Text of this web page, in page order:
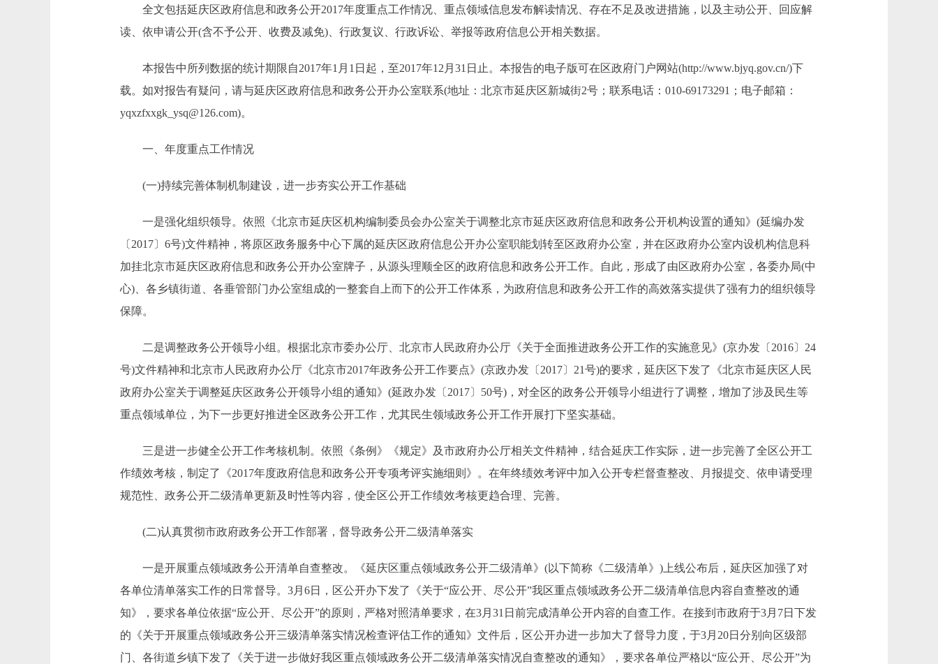
全文包括延庆区政府信息和政务公开2017年度重点工作情况、重点领域信息发布解读情况、存在不足及改进措施，以及主动公开、回应解
读、依申请公开(含不予公开、收费及减免)、行政复议、行政诉讼、举报等政府信息公开相关数据。
本报告中所列数据的统计期限自2017年1月1日起，至2017年12月31日止。本报告的电子版可在区政府门户网站(http://www.bjyq.gov.cn/)下
载。如对报告有疑问，请与延庆区政府信息和政务公开办公室联系(地址：北京市延庆区新城街2号；联系电话：010-69173291；电子邮箱：
yqxzfxxgk_ysq@126.com)。
一、年度重点工作情况
(一)持续完善体制机制建设，进一步夯实公开工作基础
一是强化组织领导。依照《北京市延庆区机构编制委员会办公室关于调整北京市延庆区政府信息和政务公开机构设置的通知》(延编办发
〔2017〕6号)文件精神，将原区政务服务中心下属的延庆区政府信息公开办公室职能划转至区政府办公室，并在区政府办公室内设机构信息科
加挂北京市延庆区政府信息和政务公开办公室牌子，从源头理顺全区的政府信息和政务公开工作。自此，形成了由区政府办公室，各委办局(中
心)、各乡镇街道、各垂管部门办公室组成的一整套自上而下的公开工作体系，为政府信息和政务公开工作的高效落实提供了强有力的组织领导
保障。
二是调整政务公开领导小组。根据北京市委办公厅、北京市人民政府办公厅《关于全面推进政务公开工作的实施意见》(京办发〔2016〕24
号)文件精神和北京市人民政府办公厅《北京市2017年政务公开工作要点》(京政办发〔2017〕21号)的要求，延庆区下发了《北京市延庆区人民
政府办公室关于调整延庆区政务公开领导小组的通知》(延政办发〔2017〕50号)，对全区的政务公开领导小组进行了调整，增加了涉及民生等
重点领域单位，为下一步更好推进全区政务公开工作，尤其民生领域政务公开工作开展打下坚实基础。
三是进一步健全公开工作考核机制。依照《条例》《规定》及市政府办公厅相关文件精神，结合延庆工作实际，进一步完善了全区公开工
作绩效考核，制定了《2017年度政府信息和政务公开专项考评实施细则》。在年终绩效考评中加入公开专栏督查整改、月报提交、依申请受理
规范性、政务公开二级清单更新及时性等内容，使全区公开工作绩效考核更趋合理、完善。
(二)认真贯彻市政府政务公开工作部署，督导政务公开二级清单落实
一是开展重点领域政务公开清单自查整改。《延庆区重点领域政务公开二级清单》(以下简称《二级清单》)上线公布后，延庆区加强了对
各单位清单落实工作的日常督导。3月6日，区公开办下发了《关于“应公开、尽公开”我区重点领域政务公开二级清单信息内容自查整改的通
知》，要求各单位依据“应公开、尽公开”的原则，严格对照清单要求，在3月31日前完成清单公开内容的自查工作。在接到市政府于3月7日下发
的《关于开展重点领域政务公开三级清单落实情况检查评估工作的通知》文件后，区公开办进一步加大了督导力度，于3月20日分别向区级部
门、各街道乡镇下发了《关于进一步做好我区重点领域政务公开二级清单落实情况自查整改的通知》，要求各单位严格以“应公开、尽公开”为